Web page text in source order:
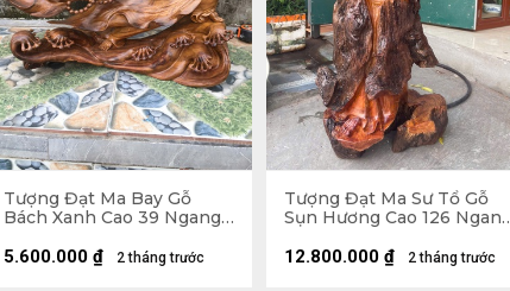
Tượng Đạt Ma Bay Gỗ
Bách Xanh Cao 39 Ngang
2 tháng trước
5.600.000 ₫
Tượng Đạt Ma Sư Tổ Gỗ
Sụn Hương Cao 126 Ngang
2 tháng trước
12.800.000 ₫